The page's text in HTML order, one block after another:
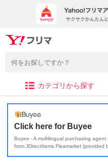
カテゴリから探す
Click here for Buyee
Buyee - A multilingual purchasing
from JDirectItems Fleamarket (provided